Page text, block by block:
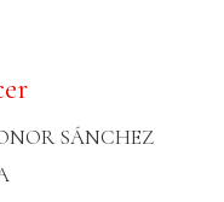
SÁNCHEZ